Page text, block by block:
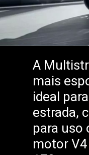
A
mais
ideal
estrada,
para uso
motor